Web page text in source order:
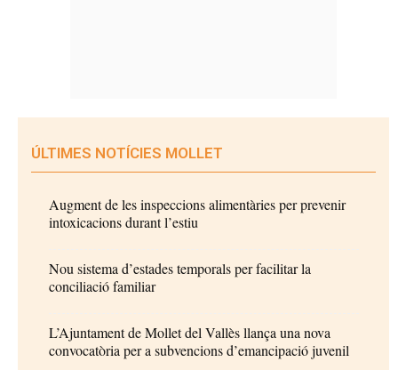
ÚLTIMES NOTÍCIES MOLLET
Augment de les inspeccions alimentàries per prevenir
intoxicacions durant l’estiu
Nou sistema d’estades temporals per facilitar la
conciliació familiar
L’Ajuntament de Mollet del Vallès llança una nova
convocatòria per a subvencions d’emancipació juvenil